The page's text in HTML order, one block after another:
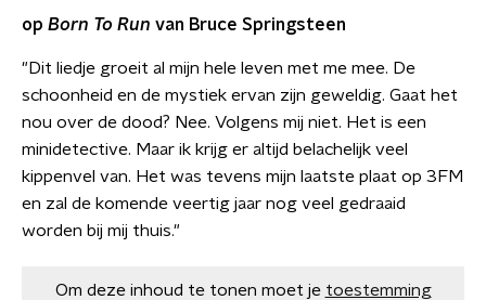
op Born To Run van Bruce Springsteen
"Dit liedje groeit al mijn hele leven met me mee. De
schoonheid en de mystiek ervan zijn geweldig. Gaat het
nou over de dood? Nee. Volgens mij niet. Het is een
minidetective. Maar ik krijg er altijd belachelijk veel
kippenvel van. Het was tevens mijn laatste plaat op 3FM
en zal de komende veertig jaar nog veel gedraaid
worden bij mij thuis."
Om deze inhoud te tonen moet je toestemming